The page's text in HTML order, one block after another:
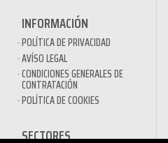
INFORMACIÓN
POLÍTICA DE PRIVACIDAD
AVÍSO LEGAL
CONDICIONES GENERALES DE
CONTRATACIÓN
POLÍTICA DE COOKIES
SECTORES